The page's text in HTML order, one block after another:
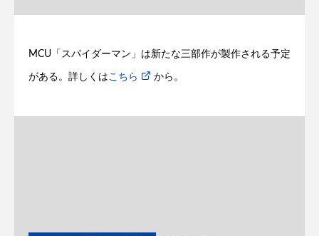
MCU「スパイダーマン」は新たな三部作が製作される予定
がある。詳しくは こちら から。